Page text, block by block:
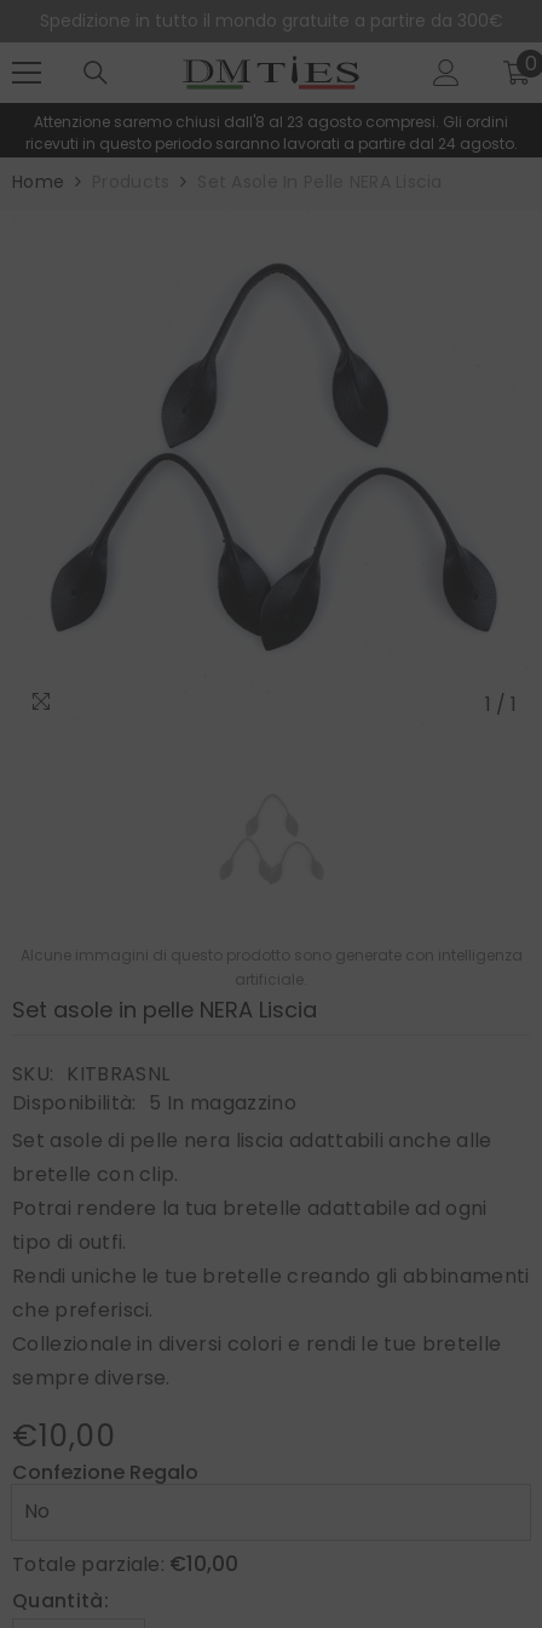
Spedizione in tutto il mondo gratuite a partire da 300€
00
Attenzione saremo chiusi dall'8 al 23 agosto compresi. Gli ordini
ricevuti in questo periodo saranno lavorati a partire dal 24 agosto.
Home
1 / 1
Alcune immagini di questo prodotto sono generate con intelligenza
artificiale.
Set asole in pelle NERA Liscia
SKU:
KITBRASNL
Disponibilità:
5 In magazzino
Set asole di pelle nera liscia adattabili anche alle
bretelle con clip.
Potrai rendere la tua bretelle adattabile ad ogni
tipo di outfi.
Rendi uniche le tue bretelle creando gli abbinamenti
che preferisci.
Collezionale in diversi colori e rendi le tue bretelle
sempre diverse.
€10,00
Confezione Regalo
Totale parziale: €10,00
Quantità: